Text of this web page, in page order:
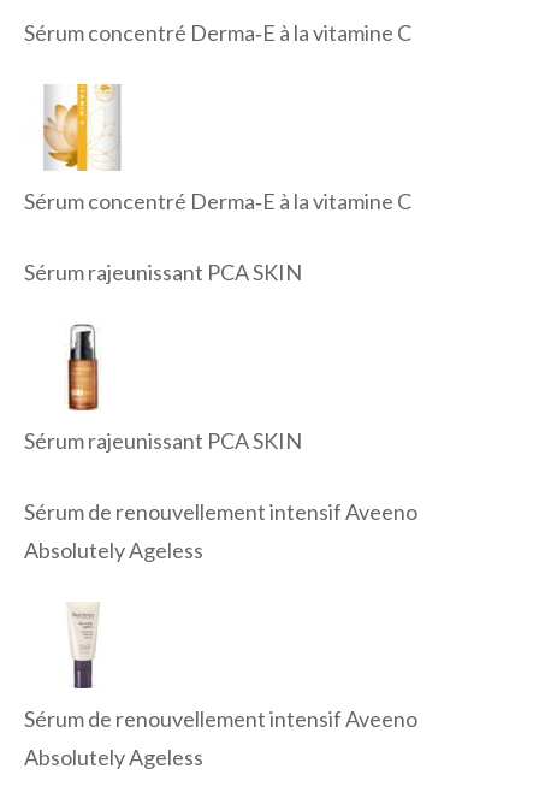
Sérum concentré Derma‑E à la vitamine C
Sérum concentré Derma‑E à la vitamine C
Sérum rajeunissant PCA SKIN
Sérum rajeunissant PCA SKIN
Sérum de renouvellement intensif Aveeno
Absolutely Ageless
Sérum de renouvellement intensif Aveeno
Absolutely Ageless